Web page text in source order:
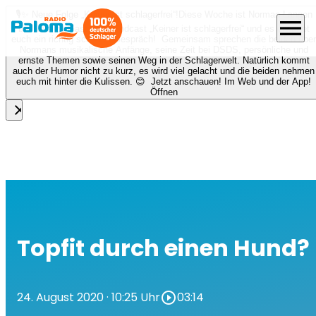
🎙️✨ Neue Folge „Keiner ist schlagerfrei“!
Diese Woche ist Norman Langen
bei Nora zu Gast beim Podcast „Keiner ist schlagerfrei“ und es erwartet
euch ein richtig schönes Gespräch! Gemeinsam sprechen die beiden über
Normans musikalische Anfänge, seine Zeit bei DSDS, persönliche und
ernste Themen sowie seinen Weg in der Schlagerwelt. Natürlich kommt
auch der Humor nicht zu kurz, es wird viel gelacht und die beiden nehmen
euch mit hinter die Kulissen. 😊 Jetzt anschauen! Im Web und der App!
Öffnen
close
menu
Topfit durch einen Hund?
24. August 2020· 10:25 Uhrplay_circle_outline03:14